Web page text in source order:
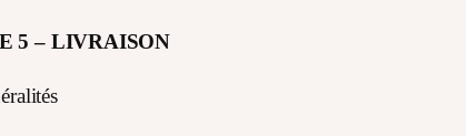
5 – LIVRAISON